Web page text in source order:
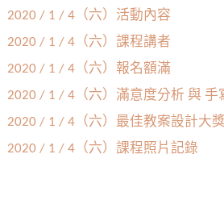
2020 / 1 / 4（六）活動內容
2020 / 1 / 4（六）課程講者
2020 / 1 / 4（六）報名額滿
2020 / 1 / 4（六）滿意度分析 與 手
2020 / 1 / 4（六）最佳教案設計大獎
2020 / 1 / 4（六）課程照片記錄